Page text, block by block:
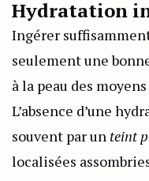
Hydratation
Ingérer
seulement une
à la peau des
L’absence d’une
souvent par un teint
localisées